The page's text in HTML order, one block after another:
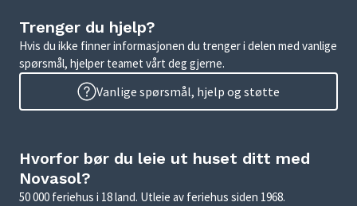
Trenger du hjelp?
Hvis du ikke finner informasjonen du trenger i delen med vanlige
spørsmål, hjelper teamet vårt deg gjerne.
Vanlige spørsmål, hjelp og støtte
Hvorfor bør du leie ut huset ditt med
Novasol?
50 000 feriehus i 18 land. Utleie av feriehus siden 1968.